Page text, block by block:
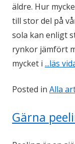
äldre. Hur
till stor del på
sola kan enligt
rynkor jämfört
mycket i ...läs
Posted in Alla
Gärna